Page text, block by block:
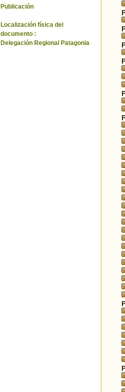
Publicación
Localización física del
documento :
Delegación Regional Patagonia